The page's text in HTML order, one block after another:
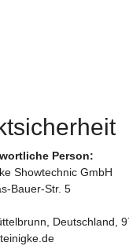
Person:
Showtechnic GmbH
Bauer-Str. 5
Deutschland,